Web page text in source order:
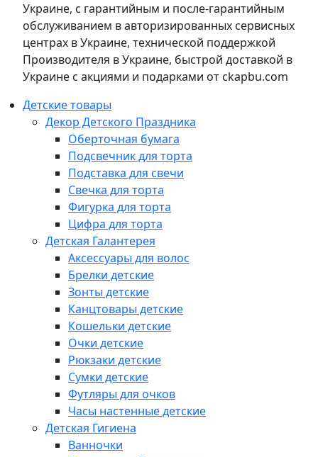
Украине, с гарантийным и после-гарантийным
обслуживанием в авторизированных сервисных
центрах в Украине, технической поддержкой
Производителя в Украине, быстрой доставкой в
Украине с акциями и подарками от ckapbu.com
Детские товары
Декор Детского Праздника
Оберточная бумага
Подсвечник для торта
Подставка для свечи
Свечка для торта
Фигурка для торта
Цифра для торта
Детская Галантерея
Аксессуары для волос
Брелки детские
Зонты детские
Канцтовары детские
Кошельки детские
Очки детские
Рюкзаки детские
Сумки детские
Футляры для очков
Часы настенные детские
Детская Гигиена
Ванночки